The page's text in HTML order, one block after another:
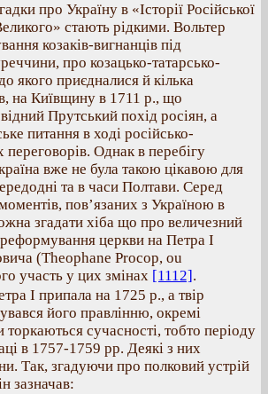
про Україну в «Історії Російської
стають рідкими. Вольтер
козаків-вигнанців під
про козацько-татарсько-
якого приєдналися й кілька
на Київщину в 1711 р., що
Прутський похід росіян, а
питання в ході російсько-
Однак в перебігу
вже не була такою цікавою для
та в часи Полтави. Серед
пов’язаних з Україною в
згадати хіба що про величезний
церкви на Петра І
(Theophane Procop, ou
участь у цих змінах [1112].
І припала на 1725 р., а твір
його правлінню, окремі
торкаються сучасності, тобто періоду
в 1757-1759 рр. Деякі з них
Так, згадуючи про полковий устрій
зазначав: